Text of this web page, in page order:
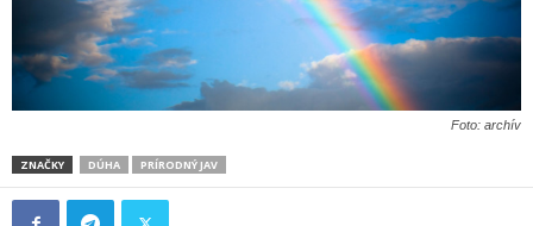
Foto: archív
ZNAČKY DÚHA PRÍRODNÝ JAV